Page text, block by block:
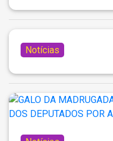
Notícias